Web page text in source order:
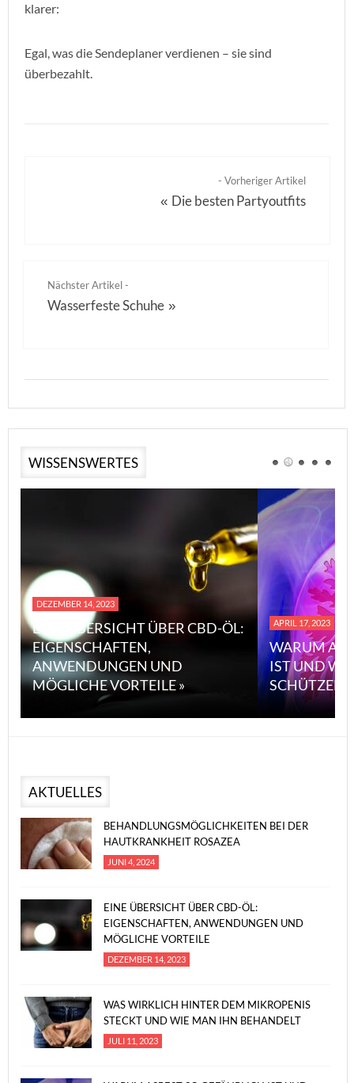
klarer:
Egal, was die Sendeplaner verdienen – sie sind
überbezahlt.
- Vorheriger Artikel
« Die besten Partyoutfits
Nächster Artikel -
Wasserfeste Schuhe »
WISSENSWERTES
DEZEMBER 14, 2023
EINE ÜBERSICHT ÜBER CBD-ÖL:
EIGENSCHAFTEN,
ANWENDUNGEN UND
MÖGLICHE VORTEILE »
APRIL 17, 2023
WARUM
IST UND
SCHÜTZEN
AKTUELLES
BEHANDLUNGSMÖGLICHKEITEN BEI DER
HAUTKRANKHEIT ROSAZEA
JUNI 4, 2024
EINE ÜBERSICHT ÜBER CBD-ÖL:
EIGENSCHAFTEN, ANWENDUNGEN UND
MÖGLICHE VORTEILE
DEZEMBER 14, 2023
WAS WIRKLICH HINTER DEM MIKROPENIS
STECKT UND WIE MAN IHN BEHANDELT
JULI 11, 2023